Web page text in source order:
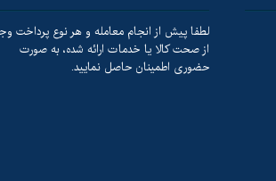
لطفا پیش از انجام معامله و هر نوع پرداخت
از صحت کالا یا خدمات ارائه شده، به صورت
حضوری اطمینان حاصل نمایید.